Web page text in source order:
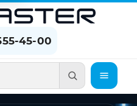
45-00